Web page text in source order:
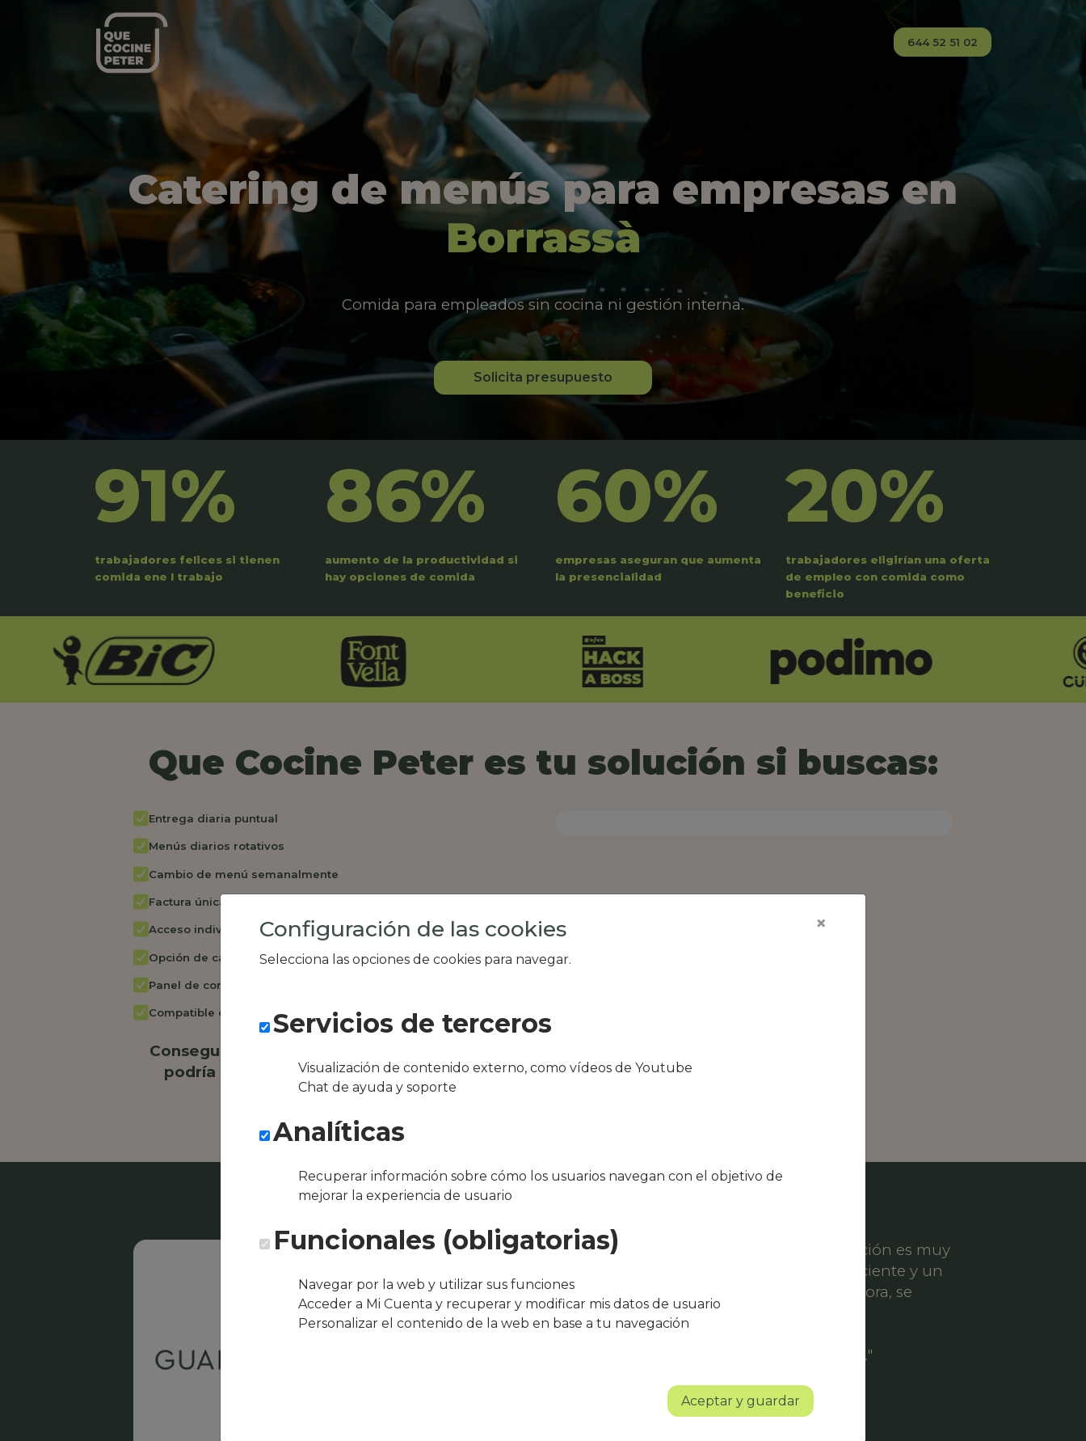
644 52 51 02
Catering de menús para empresas en
Borrassà
Comida para empleados sin cocina ni gestión interna.
Solicita presupuesto
91%
trabajadores felices si tienen
comida ene l trabajo
86%
aumento de la productividad si
hay opciones de comida
60%
empresas aseguran que aumenta
la presencialidad
20%
trabajadores eligirían una oferta
de empleo con comida como
beneficio
Que Cocine Peter es tu solución si buscas:
Entrega diaria puntual
Menús diarios rotativos
Cambio de menú semanalmente
Factura única
Acceso individual empleados
Opción de catering
Panel de control RR.HH
Compatible con equipos híbridos
Conseguimos la oferta local de tu zona, como
podría ser La Tartana Can Massanet o Can
Barbes
"Después de varios meses con el servicio, el nivel de satisfacción es muy
bueno. El equipo de Que Cocine Peter ofrece un servicio eficiente y un
trato excelente, siempre atentos a cualquier solicitud de mejora, se
agradece su entusiasmo, dedicación y profesionalidad.
Sin lugar a dudas se trata de un proyecto con mucho futuro."
Albert Torné - HR Manager Guarro Casas
Configuración de las cookies
Selecciona las opciones de cookies para navegar.
×
Servicios de terceros
Visualización de contenido externo, como vídeos de Youtube
Chat de ayuda y soporte
Analíticas
Recuperar información sobre cómo los usuarios navegan con el objetivo de
mejorar la experiencia de usuario
Funcionales (obligatorias)
Navegar por la web y utilizar sus funciones
Acceder a Mi Cuenta y recuperar y modificar mis datos de usuario
Personalizar el contenido de la web en base a tu navegación
Aceptar y guardar